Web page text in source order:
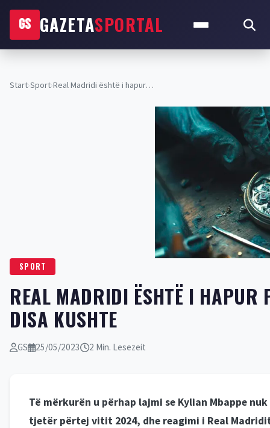
GS GAZETASPORTAL
Start›Sport›Real Madridi është i hapur…
SPORT
REAL MADRIDI ËSHTË I HAPUR
DISA KUSHTE
GS 25/05/2023 2 Min. Lesezeit
Të mërkurën u përhap lajmi se Kylian Mbappe
tjetër përtej vitit 2024, dhe reagimi i Real